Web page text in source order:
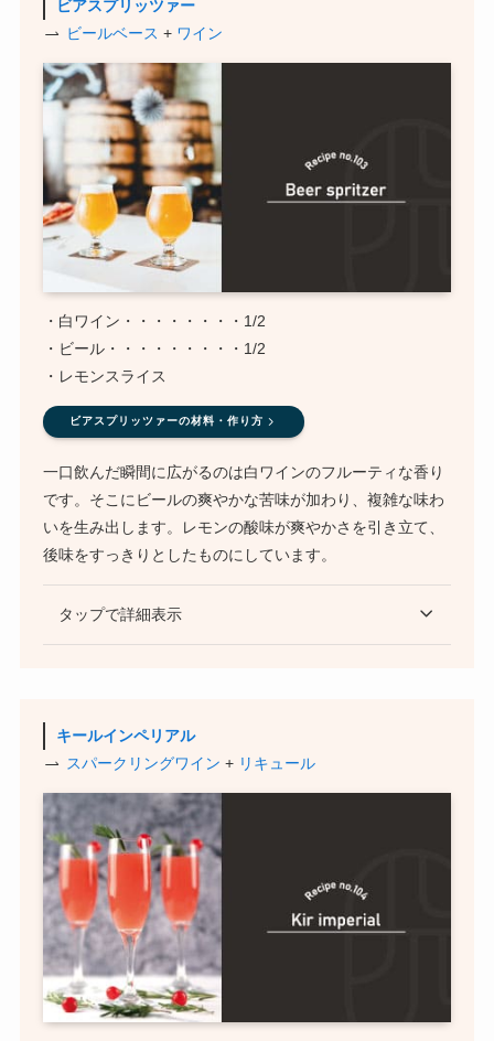
ビアスプリッツァー
ビールベース + ワイン
・白ワイン・・・・・・・・1/2
・ビール・・・・・・・・・1/2
・レモンスライス
ビアスプリッツァーの材料・作り方
一口飲んだ瞬間に広がるのは白ワインのフルーティな香り
です。そこにビールの爽やかな苦味が加わり、複雑な味わ
いを生み出します。レモンの酸味が爽やかさを引き立て、
後味をすっきりとしたものにしています。
タップで詳細表示
キールインペリアル
スパークリングワイン + リキュール